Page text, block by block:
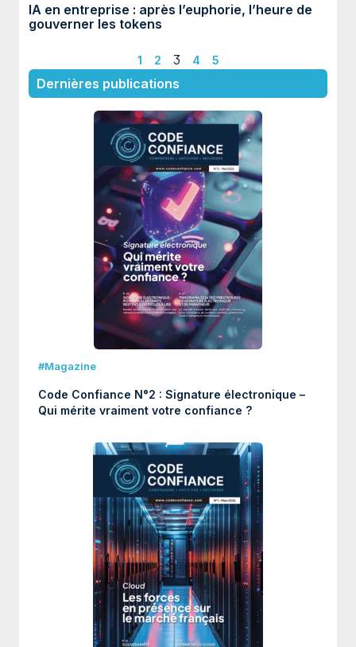
IA en entreprise : après l’euphorie, l’heure de
gouverner les tokens
1 2 3 4 5
Dernières publications
#Magazine
Code Confiance N°2 : Signature électronique –
Qui mérite vraiment votre confiance ?